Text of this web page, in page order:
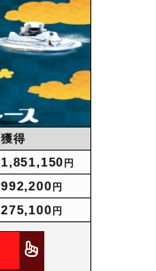
獲得
1,851,150 円
992,200 円
275,100 円